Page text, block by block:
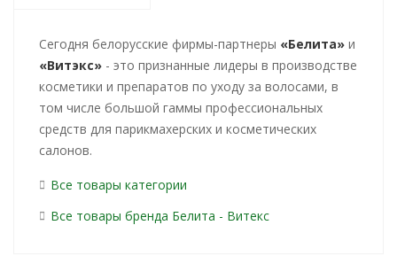
Cегодня белорусские фирмы-партнеры «Белита» и
«Витэкс» - это признанные лидеры в производстве
косметики и препаратов по уходу за волосами, в
том числе большой гаммы профессиональных
средств для парикмахерских и косметических
салонов.
Все товары категории
Все товары бренда Белита - Витекс